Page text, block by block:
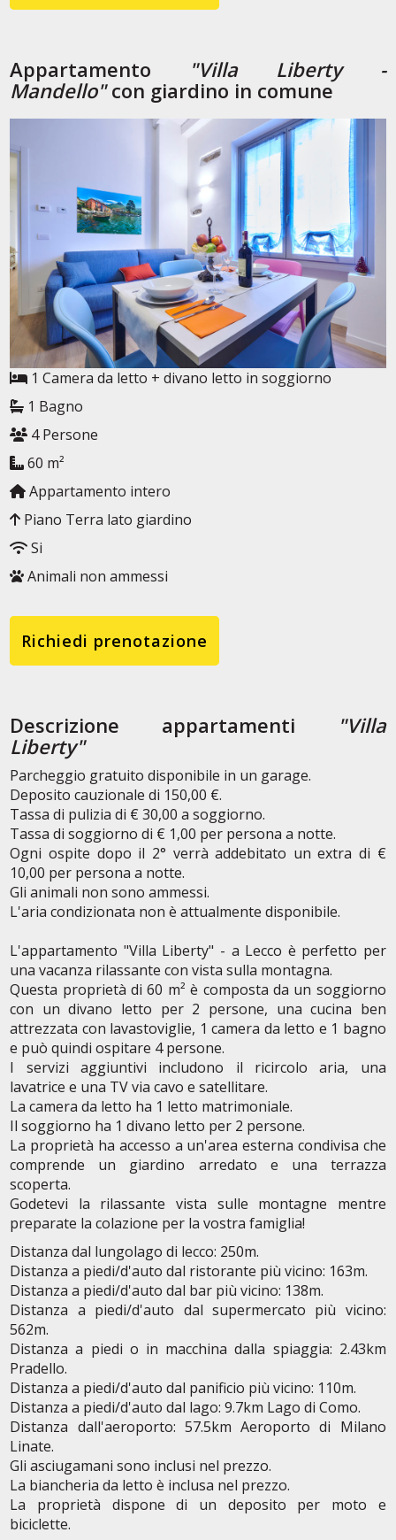
Appartamento
"Villa Liberty -
Mandello"con giardino in comune
1 Camera da letto + divano letto in soggiorno
1 Bagno
4 Persone
60 m²
Appartamento intero
Piano Terra lato giardino
Si
Animali non ammessi
Richiedi prenotazione
Descrizione appartamenti
"Villa
Liberty"
Parcheggio gratuito disponibile in un garage.
Deposito cauzionale di 150,00 €.
Tassa di pulizia di € 30,00 a soggiorno.
Tassa di soggiorno di € 1,00 per persona a notte.
Ogni ospite dopo il 2° verrà addebitato un extra di €
10,00 per persona a notte.
Gli animali non sono ammessi.
L'aria condizionata non è attualmente disponibile.
L'appartamento "Villa Liberty" - a Lecco è perfetto per
una vacanza rilassante con vista sulla montagna.
Questa proprietà di 60 m² è composta da un soggiorno
con un divano letto per 2 persone, una cucina ben
attrezzata con lavastoviglie, 1 camera da letto e 1 bagno
e può quindi ospitare 4 persone.
I servizi aggiuntivi includono il ricircolo aria, una
lavatrice e una TV via cavo e satellitare.
La camera da letto ha 1 letto matrimoniale.
Il soggiorno ha 1 divano letto per 2 persone.
La proprietà ha accesso a un'area esterna condivisa che
comprende un giardino arredato e una terrazza
scoperta.
Godetevi la rilassante vista sulle montagne mentre
preparate la colazione per la vostra famiglia!
Distanza dal lungolago di lecco: 250m.
Distanza a piedi/d'auto dal ristorante più vicino: 163m.
Distanza a piedi/d'auto dal bar più vicino: 138m.
Distanza a piedi/d'auto dal supermercato più vicino:
562m.
Distanza a piedi o in macchina dalla spiaggia: 2.43km
Pradello.
Distanza a piedi/d'auto dal panificio più vicino: 110m.
Distanza a piedi/d'auto dal lago: 9.7km Lago di Como.
Distanza dall'aeroporto: 57.5km Aeroporto di Milano
Linate.
Gli asciugamani sono inclusi nel prezzo.
La biancheria da letto è inclusa nel prezzo.
La proprietà dispone di un deposito per moto e
biciclette.